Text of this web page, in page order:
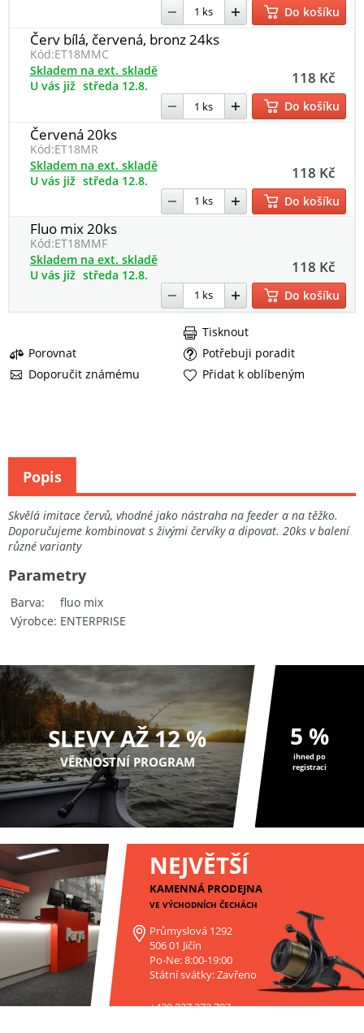
Do košíku
Červ bílá, červená, bronz 24ks
Kód:ET18MMC
118 Kč
Skladem na ext. skladě
U vás již středa 12.8.
Do košíku
Červená 20ks
Kód:ET18MR
118 Kč
Skladem na ext. skladě
U vás již středa 12.8.
Do košíku
Fluo mix 20ks
Kód:ET18MMF
118 Kč
Skladem na ext. skladě
U vás již středa 12.8.
Do košíku
Porovnat
Potřebuji poradit
Doporučit známému
Tisknout
Přidat k oblíbeným
Skvělá imitace červů, vhodné jako nástraha na feeder a na těžko.
Doporučujeme kombinovat s živými červíky a dipovat. 20ks v balení
různé varianty
Barva
fluo mix
Výrobce ENTERPRISE
Parametry
Popis
SLEVY AŽ 12 %
VĚRNOSTNÍ PROGRAM
5 %
ihned po
registraci
NEJVĚTŠÍ
KAMENNÁ PRODEJNA
VE VÝCHODNÍCH ČECHÁCH
Průmyslová 1292
506 01 Jičín
Po-Ne: 8:00-19:00
Státní svátky: Zavřeno
+420 227 272 797